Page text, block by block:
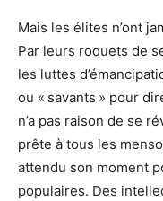
Mais les élites n’ont
Par leurs roquets de
les luttes
ou « savants » pour
n’a pas raison de se
prête à tous les
attendu son moment
populaires. Des